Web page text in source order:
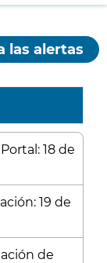
las alertas
18 de
19 de
de